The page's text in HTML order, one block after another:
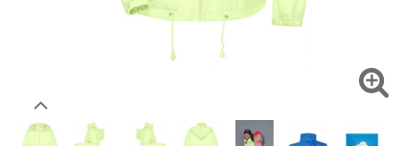
Sie möchten gerne für Ihren privaten Bedarf
Hier geht's zu unserem Endkundenshop 